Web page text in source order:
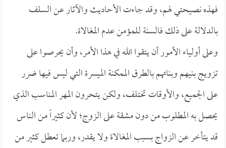
فهذه نصيحتي لهم، وقد جاءت الأحاديث والآثار عن السلف
بالدلالة على ذلك فالسنة للمؤمن عدم المغالاة.
وعلى أولياء الأمور أن يتقوا الله في هذا الأمر، وأن يحرصوا على
تزويج بنيهم وبناتهم بالطرق الممكنة الميسرة التي ليس فيها ضرر
على الجميع، والأوقات تختلف، ولكن يتحرون المهر المناسب الذي
يحصل به المطلوب من دون مشقة على الزوج؛ لأن كثيراً من الناس
قد يتأخر عن الزواج بسبب المغالاة ولا يقدر، وربما تعطل كثير من